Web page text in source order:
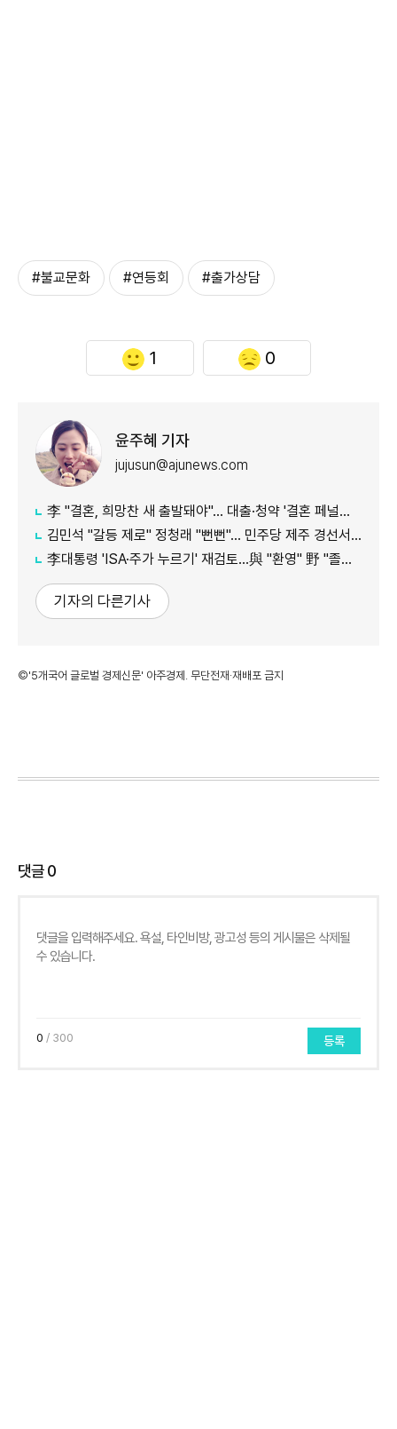
#불교문화 #연등회 #출가상담
1 0
윤주혜 기자
jujusun@ajunews.com
李 "결혼, 희망찬 새 출발돼야"… 대출·청약 '결혼 페널티' 손본다
김민석 "갈등 제로" 정청래 "뻔뻔"… 민주당 제주 경선서 격돌
李대통령 'ISA·주가 누르기' 재검토…與 "환영" 野 "졸속 국정"
기자의 다른기사
©'5개국어 글로벌 경제신문' 아주경제. 무단전재·재배포 금지
댓글0
0 / 300 등록